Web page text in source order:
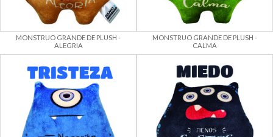
MONSTRUO GRANDE DE PLUSH -
ALEGRIA
MONSTRUO GRANDE DE PLUSH -
CALMA